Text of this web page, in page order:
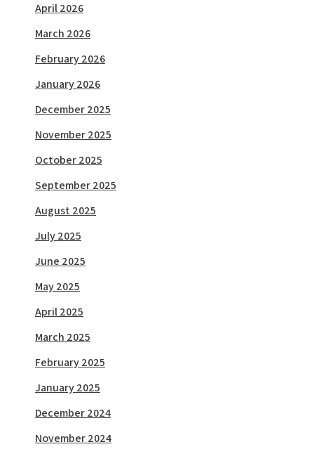
April 2026
March 2026
February 2026
January 2026
December 2025
November 2025
October 2025
September 2025
August 2025
July 2025
June 2025
May 2025
April 2025
March 2025
February 2025
January 2025
December 2024
November 2024